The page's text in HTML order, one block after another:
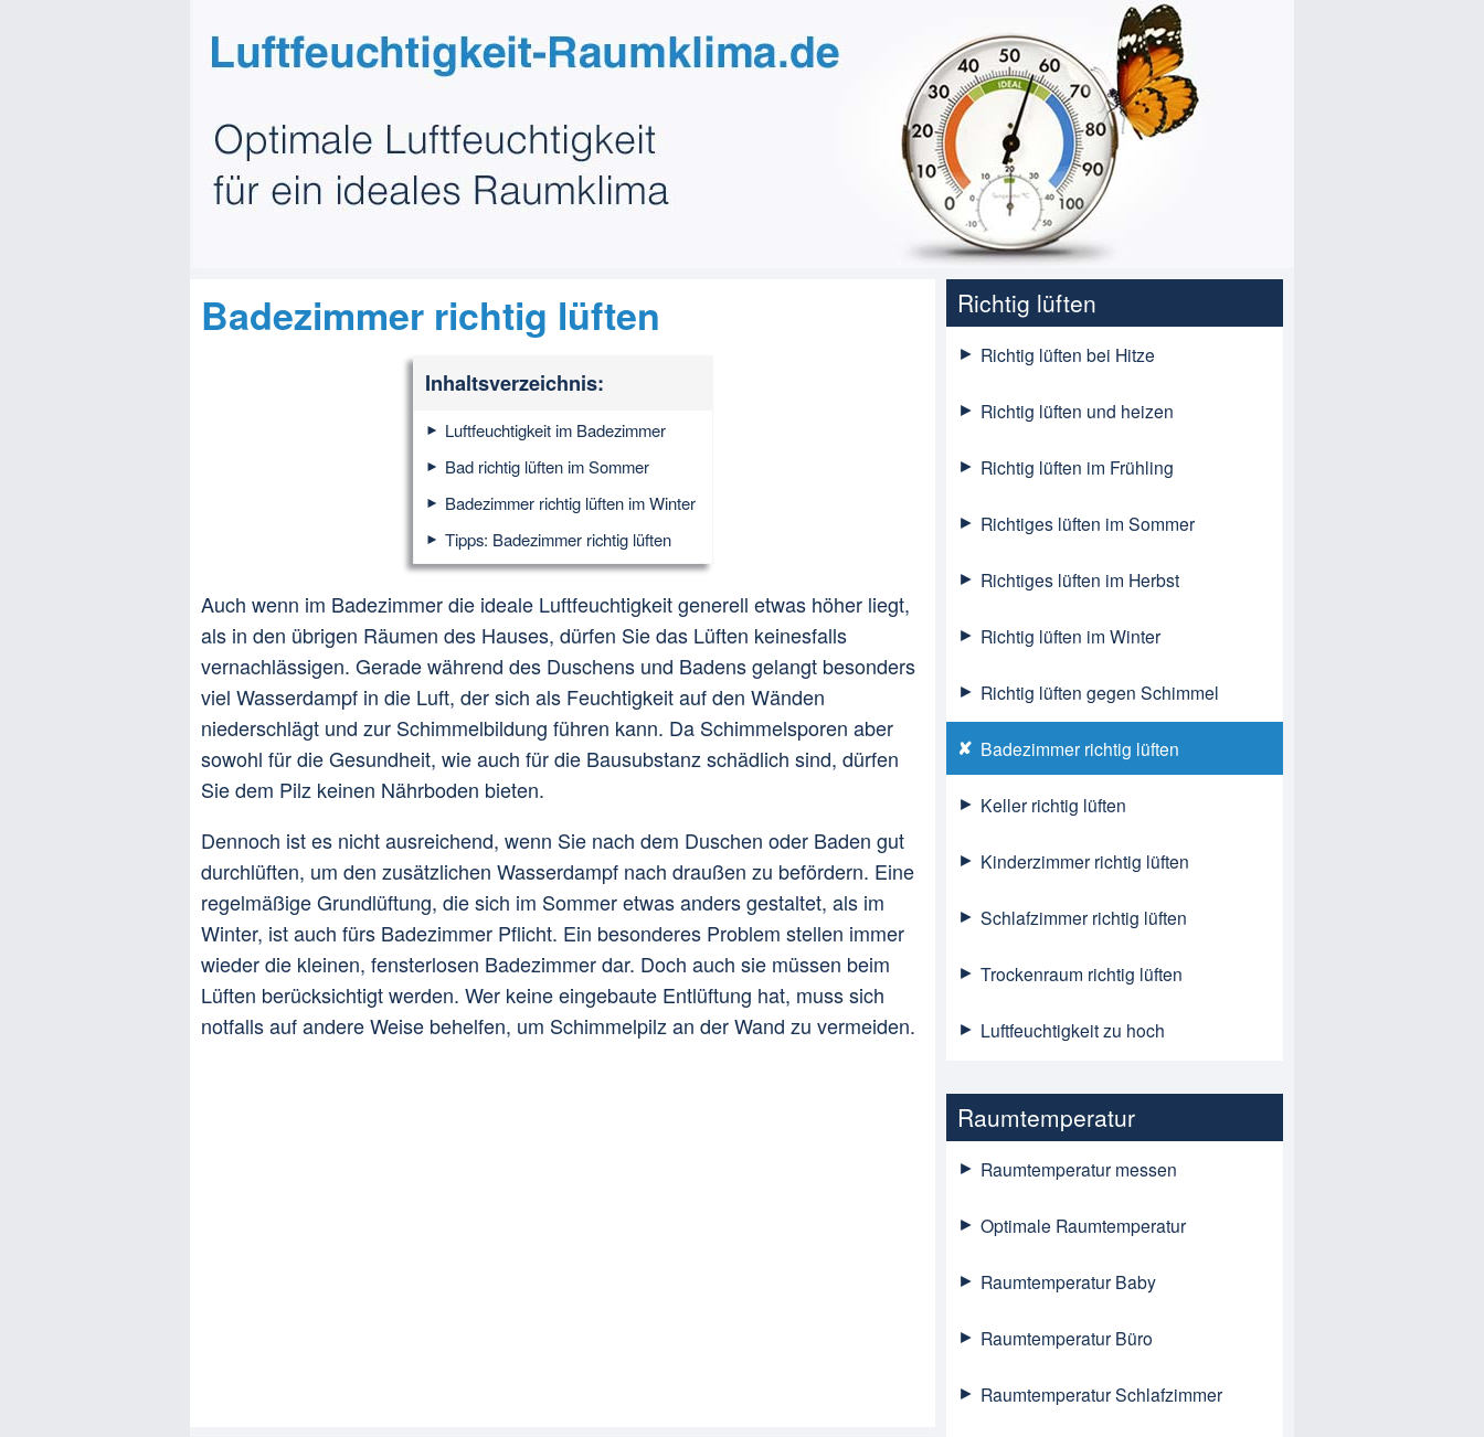
Badezimmer richtig lüften
Inhaltsverzeichnis:
Luftfeuchtigkeit im Badezimmer
Bad richtig lüften im Sommer
Badezimmer richtig lüften im Winter
Tipps: Badezimmer richtig lüften
Auch wenn im Badezimmer die ideale Luftfeuchtigkeit generell etwas höher liegt,
als in den übrigen Räumen des Hauses, dürfen Sie das Lüften keinesfalls
vernachlässigen. Gerade während des Duschens und Badens gelangt besonders
viel Wasserdampf in die Luft, der sich als Feuchtigkeit auf den Wänden
niederschlägt und zur Schimmelbildung führen kann. Da Schimmelsporen aber
sowohl für die Gesundheit, wie auch für die Bausubstanz schädlich sind, dürfen
Sie dem Pilz keinen Nährboden bieten.
Dennoch ist es nicht ausreichend, wenn Sie nach dem Duschen oder Baden gut
durchlüften, um den zusätzlichen Wasserdampf nach draußen zu befördern. Eine
regelmäßige Grundlüftung, die sich im Sommer etwas anders gestaltet, als im
Winter, ist auch fürs Badezimmer Pflicht. Ein besonderes Problem stellen immer
wieder die kleinen, fensterlosen Badezimmer dar. Doch auch sie müssen beim
Lüften berücksichtigt werden. Wer keine eingebaute Entlüftung hat, muss sich
notfalls auf andere Weise behelfen, um Schimmelpilz an der Wand zu vermeiden.
Richtig lüften
Richtig lüften bei Hitze
Richtig lüften und heizen
Richtig lüften im Frühling
Richtiges lüften im Sommer
Richtiges lüften im Herbst
Richtig lüften im Winter
Richtig lüften gegen Schimmel
Badezimmer richtig lüften
Keller richtig lüften
Kinderzimmer richtig lüften
Schlafzimmer richtig lüften
Trockenraum richtig lüften
Luftfeuchtigkeit zu hoch
Raumtemperatur
Raumtemperatur messen
Optimale Raumtemperatur
Raumtemperatur Baby
Raumtemperatur Büro
Raumtemperatur Schlafzimmer